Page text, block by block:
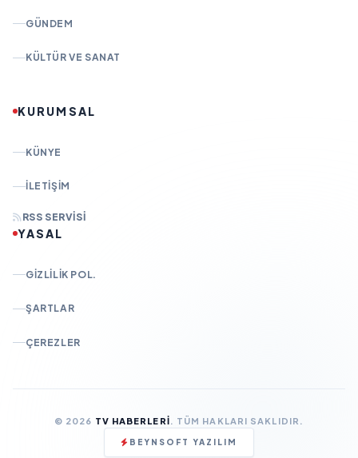
GÜNDEM
KÜLTÜR VE SANAT
KURUMSAL
KÜNYE
İLETIŞIM
RSS SERVISI
YASAL
GIZLILIK POL.
ŞARTLAR
ÇEREZLER
© 2026 TV HABERLERI. TÜM HAKLARI SAKLIDIR.
BEYNSOFT YAZILIM